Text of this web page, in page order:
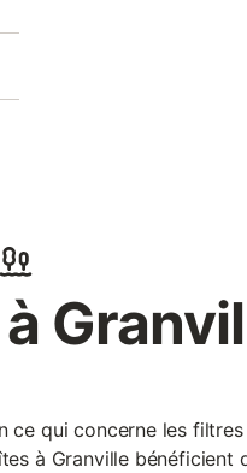
ce qui concerne les
à Granville bénéficient